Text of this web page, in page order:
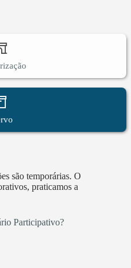
são temporárias. O
praticamos a
Participativo?